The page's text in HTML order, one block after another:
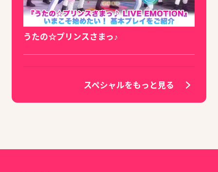
うたの☆プリンスさまっ♪
スペシャルをもっと見る